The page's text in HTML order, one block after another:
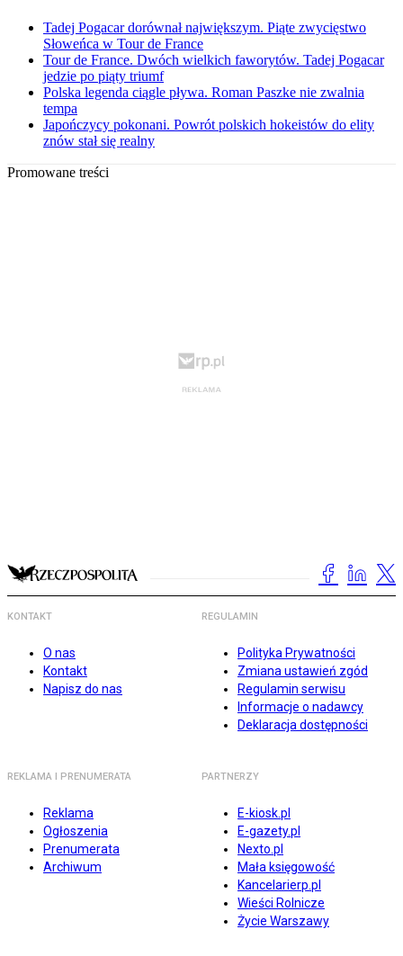
Tadej Pogacar dorównał największym. Piąte zwycięstwo
Słoweńca w Tour de France
Tour de France. Dwóch wielkich faworytów. Tadej Pogacar
jedzie po piąty triumf
Polska legenda ciągle pływa. Roman Paszke nie zwalnia
tempa
Japończycy pokonani. Powrót polskich hokeistów do elity
znów stał się realny
Promowane treści
KONTAKT
O nas
Kontakt
Napisz do nas
REGULAMIN
Polityka Prywatności
Zmiana ustawień zgód
Regulamin serwisu
Informacje o nadawcy
Deklaracja dostępności
REKLAMA I PRENUMERATA
Reklama
Ogłoszenia
Prenumerata
Archiwum
PARTNERZY
E-kiosk.pl
E-gazety.pl
Nexto.pl
Mała księgowość
Kancelarierp.pl
Wieści Rolnicze
Życie Warszawy